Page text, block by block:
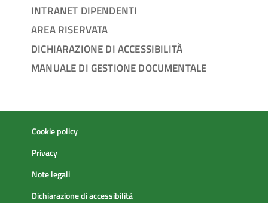
INTRANET DIPENDENTI
AREA RISERVATA
DICHIARAZIONE DI ACCESSIBILITÀ
MANUALE DI GESTIONE DOCUMENTALE
Cookie policy
Privacy
Note legali
Dichiarazione di accessibilità